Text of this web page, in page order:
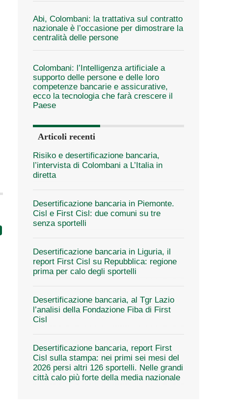
Abi, Colombani: la trattativa sul contratto
nazionale è l’occasione per dimostrare la
centralità delle persone
Colombani: l’Intelligenza artificiale a
supporto delle persone e delle loro
competenze bancarie e assicurative,
ecco la tecnologia che farà crescere il
Paese
Articoli recenti
Risiko e desertificazione bancaria,
l’intervista di Colombani a L’Italia in
diretta
Desertificazione bancaria in Piemonte.
Cisl e First Cisl: due comuni su tre
senza sportelli
Desertificazione bancaria in Liguria, il
report First Cisl su Repubblica: regione
prima per calo degli sportelli
Desertificazione bancaria, al Tgr Lazio
l’analisi della Fondazione Fiba di First
Cisl
Desertificazione bancaria, report First
Cisl sulla stampa: nei primi sei mesi del
2026 persi altri 126 sportelli. Nelle grandi
città calo più forte della media nazionale